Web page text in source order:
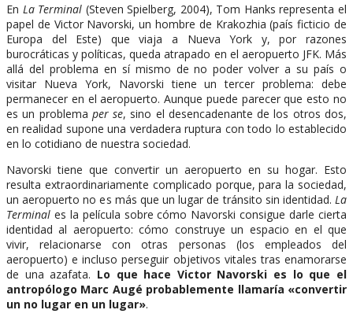
En La Terminal (Steven Spielberg, 2004), Tom Hanks representa el
papel de Victor Navorski, un hombre de Krakozhia (país ficticio de
Europa del Este) que viaja a Nueva York y, por razones
burocráticas y políticas, queda atrapado en el aeropuerto JFK. Más
allá del problema en sí mismo de no poder volver a su país o
visitar Nueva York, Navorski tiene un tercer problema: debe
permanecer en el aeropuerto. Aunque puede parecer que esto no
es un problema per se, sino el desencadenante de los otros dos,
en realidad supone una verdadera ruptura con todo lo establecido
en lo cotidiano de nuestra sociedad.
Navorski tiene que convertir un aeropuerto en su hogar. Esto
resulta extraordinariamente complicado porque, para la sociedad,
un aeropuerto no es más que un lugar de tránsito sin identidad. La
Terminal es la película sobre cómo Navorski consigue darle cierta
identidad al aeropuerto: cómo construye un espacio en el que
vivir, relacionarse con otras personas (los empleados del
aeropuerto) e incluso perseguir objetivos vitales tras enamorarse
de una azafata. Lo que hace Victor Navorski es lo que el
antropólogo Marc Augé probablemente llamaría «convertir
un no lugar en un lugar».